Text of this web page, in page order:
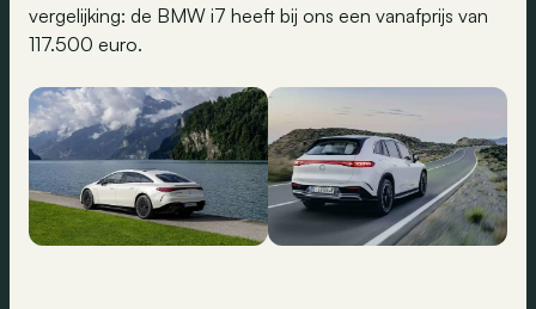
vergelijking: de BMW i7 heeft bij ons een vanafprijs van
117.500 euro.